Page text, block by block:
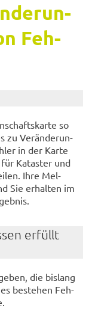
Feh­
so
zu Ver­än­de­run­
in der Karte
Ka­tas­ter und
Ihre Mel­
Sie er­hal­ten im
er­füllt
die bis­lang
be­stehen Feh­